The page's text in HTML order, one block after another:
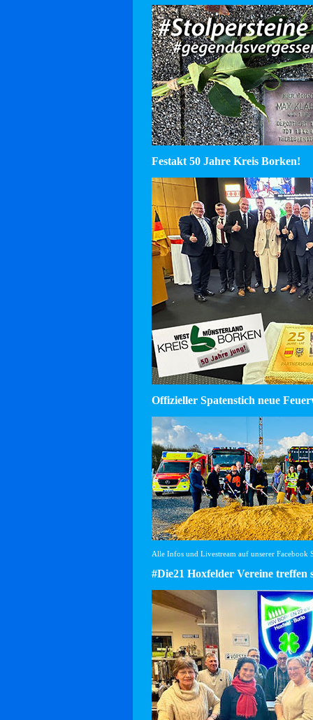
Festakt 50 Jahre Kreis Borken!
Offizieller Spatenstich neue
Alle Infos und Livestream auf unserer Facebook
#Die21 Hoxfelder Vereine treffen